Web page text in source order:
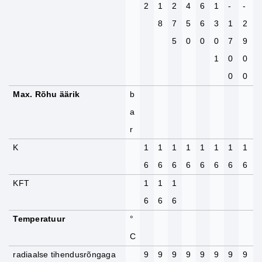
2
1
8
2
7
5
4
5
0
6
6
0
1
3
0
1
-
1
7
0
0
-
2
9
0
0
Max. Rõhu äärik
b
a
r
K
1
6
1
6
1
6
1
6
1
6
1
6
1
6
1
6
KFT
1
6
1
6
1
6
Temperatuur
°
C
radiaalse tihendusrõngaga
9
9
9
9
9
9
9
9